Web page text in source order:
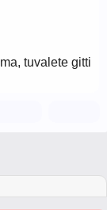
tuvalete gitti